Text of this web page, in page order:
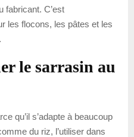
fabricant. C’est
les flocons, les pâtes et les
le sarrasin au
qu’il s’adapte à beaucoup
du riz, l’utiliser dans